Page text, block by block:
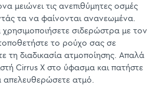
μειώνει τις ανεπιθύμητες οσμές
τα να φαίνονται ανανεωμένα.
σιδερώστρα με τον
το ρούχο σας σε
τη διαδικασία ατμοποίησης. Απαλά
Cirrus X στο ύφασμα και πατήστε
απελευθερώσετε ατμό.